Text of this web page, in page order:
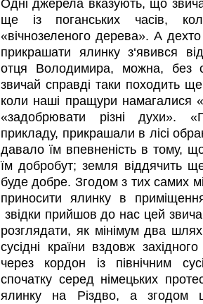
Одні джерела вказують, що
ще із поганських часів,
«вічнозеленого дерева». А
прикрашати ялинку з‘явився
отця Володимира, можна, без
звичай справді таки походить
коли наші пращури намагалися
«задобрювати різні духи».
прикладу, прикрашали в лісі
давало їм впевненість в тому,
їм добробут; земля віддячить
буде добре. Згодом з тих самих
приносити ялинку в
звідки прийшов до нас цей
розглядати, як мінімум два
сусідні країни вздовж
через кордон із північним
спочатку серед німецьких
ялинку на Різдво, а згодом